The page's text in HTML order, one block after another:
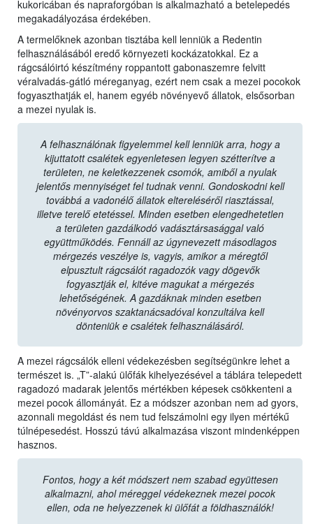
kukoricában és napraforgóban is alkalmazható a betelepedés
megakadályozása érdekében.
A termelőknek azonban tisztába kell lenniük a Redentin
felhasználásából eredő környezeti kockázatokkal. Ez a
rágcsálóirtó készítmény roppantott gabonaszemre felvitt
véralvadás-gátló méreganyag, ezért nem csak a mezei pocokok
fogyaszthatják el, hanem egyéb növényevő állatok, elsősorban
a mezei nyulak is.
A felhasználónak figyelemmel kell lenniük arra, hogy a
kijuttatott csalétek egyenletesen legyen szétterítve a
területen, ne keletkezzenek csomók, amiből a nyulak
jelentős mennyiséget fel tudnak venni. Gondoskodni kell
továbbá a vadonélő állatok eltereléséről riasztással,
illetve terelő etetéssel. Minden esetben elengedhetetlen
a területen gazdálkodó vadásztársasággal való
együttműködés. Fennáll az úgynevezett másodlagos
mérgezés veszélye is, vagyis, amikor a méregtől
elpusztult rágcsálót ragadozók vagy dögevők
fogyasztják el, kitéve magukat a mérgezés
lehetőségének. A gazdáknak minden esetben
növényorvos szaktanácsadóval konzultálva kell
dönteniük e csalétek felhasználásáról.
A mezei rágcsálók elleni védekezésben segítségünkre lehet a
természet is. „T”-alakú ülőfák kihelyezésével a táblára telepedett
ragadozó madarak jelentős mértékben képesek csökkenteni a
mezei pocok állományát. Ez a módszer azonban nem ad gyors,
azonnali megoldást és nem tud felszámolni egy ilyen mértékű
túlnépesedést. Hosszú távú alkalmazása viszont mindenképpen
hasznos.
Fontos, hogy a két módszert nem szabad együttesen
alkalmazni, ahol méreggel védekeznek mezei pocok
ellen, oda ne helyezzenek ki ülőfát a földhasználók!